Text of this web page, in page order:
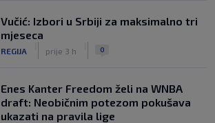
Vučić: Izbori u Srbiji za maksimalno tri
mjeseca
REGIJA prije 3 h 0
Enes Kanter Freedom želi na WNBA
draft: Neobičnim potezom pokušava
ukazati na pravila lige